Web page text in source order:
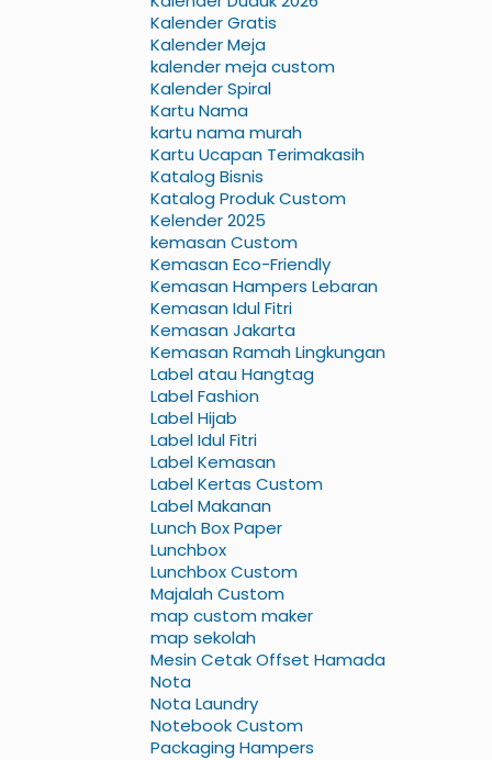
Kalender Gratis
Kalender Meja
kalender meja custom
Kalender Spiral
Kartu Nama
kartu nama murah
Kartu Ucapan Terimakasih
Katalog Bisnis
Katalog Produk Custom
Kelender 2025
kemasan Custom
Kemasan Eco-Friendly
Kemasan Hampers Lebaran
Kemasan Idul Fitri
Kemasan Jakarta
Kemasan Ramah Lingkungan
Label atau Hangtag
Label Fashion
Label Hijab
Label Idul Fitri
Label Kemasan
Label Kertas Custom
Label Makanan
Lunch Box Paper
Lunchbox
Lunchbox Custom
Majalah Custom
map custom maker
map sekolah
Mesin Cetak Offset Hamada
Nota
Nota Laundry
Notebook Custom
Packaging Hampers